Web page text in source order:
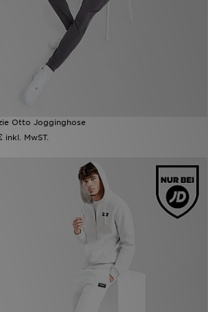
Otto Jogginghose
inkl. MwST.